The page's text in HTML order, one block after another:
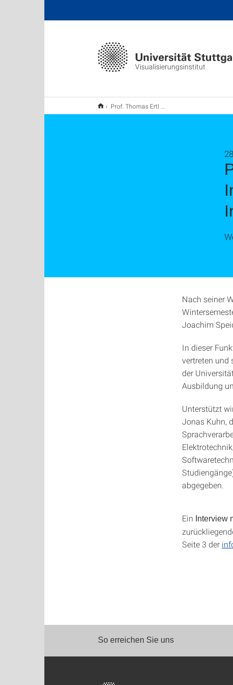
Visualisierungsinstitut
Prof. Thomas Ertl wird Dekan der Fakultät Informatik, Elektrotechnik- und Informationstechnik
Nach seiner
Joachim
In dieser
vertreten und
der
Ausbildung
Unterstützt
Jonas Kuhn,
abgegeben.
Ein Interview
Seite 3 der
So erreichen Sie uns